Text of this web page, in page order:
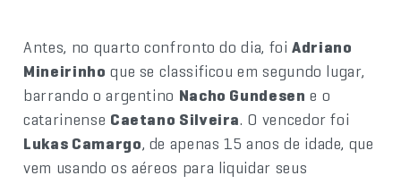
Antes, no quarto confronto do dia, foiAdriano
Mineirinho que se classificou em segundo lugar,
barrando o argentino Nacho Gundesen e o
catarinense Caetano Silveira. O vencedor foi
Lukas Camargo, de apenas 15 anos de idade, que
vem usando os aéreos para liquidar seus